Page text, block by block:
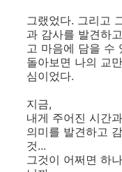
그랬었다. 그리고
과 감사를 발견하
고 마음에 담을 수
돌아보면 나의 교
심이었다.
지금,
내게 주어진 시간
의미를 발견하고
것...
그것이 어쩌면 하